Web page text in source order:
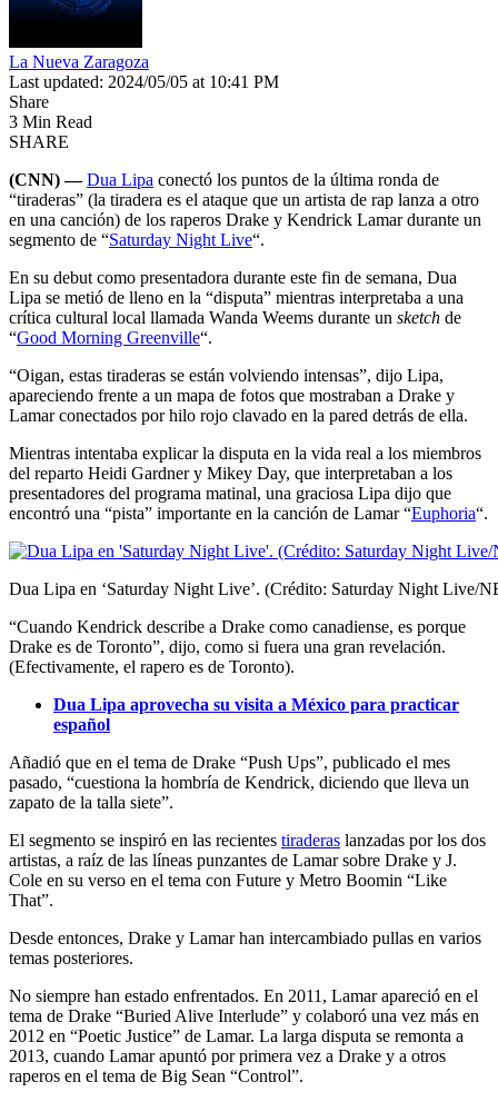
La Nueva Zaragoza
Last updated: 2024/05/05 at 10:41 PM
Share
3 Min Read
SHARE
(CNN) — Dua Lipa conectó los puntos de la última ronda de
“tiraderas” (la tiradera es el ataque que un artista de rap lanza a otro
en una canción) de los raperos Drake y Kendrick Lamar durante un
segmento de “Saturday Night Live“.
En su debut como presentadora durante este fin de semana, Dua
Lipa se metió de lleno en la “disputa” mientras interpretaba a una
crítica cultural local llamada Wanda Weems durante un sketch de
“Good Morning Greenville“.
“Oigan, estas tiraderas se están volviendo intensas”, dijo Lipa,
apareciendo frente a un mapa de fotos que mostraban a Drake y
Lamar conectados por hilo rojo clavado en la pared detrás de ella.
Mientras intentaba explicar la disputa en la vida real a los miembros
del reparto Heidi Gardner y Mikey Day, que interpretaban a los
presentadores del programa matinal, una graciosa Lipa dijo que
encontró una “pista” importante en la canción de Lamar “Euphoria“.
Dua Lipa en ‘Saturday Night Live’. (Crédito: Saturday Night Live/
“Cuando Kendrick describe a Drake como canadiense, es porque
Drake es de Toronto”, dijo, como si fuera una gran revelación.
(Efectivamente, el rapero es de Toronto).
Dua Lipa aprovecha su visita a México para practicar
español
Añadió que en el tema de Drake “Push Ups”, publicado el mes
pasado, “cuestiona la hombría de Kendrick, diciendo que lleva un
zapato de la talla siete”.
El segmento se inspiró en las recientes tiraderas lanzadas por los dos
artistas, a raíz de las líneas punzantes de Lamar sobre Drake y J.
Cole en su verso en el tema con Future y Metro Boomin “Like
That”.
Desde entonces, Drake y Lamar han intercambiado pullas en varios
temas posteriores.
No siempre han estado enfrentados. En 2011, Lamar apareció en el
tema de Drake “Buried Alive Interlude” y colaboró una vez más en
2012 en “Poetic Justice” de Lamar. La larga disputa se remonta a
2013, cuando Lamar apuntó por primera vez a Drake y a otros
raperos en el tema de Big Sean “Control”.